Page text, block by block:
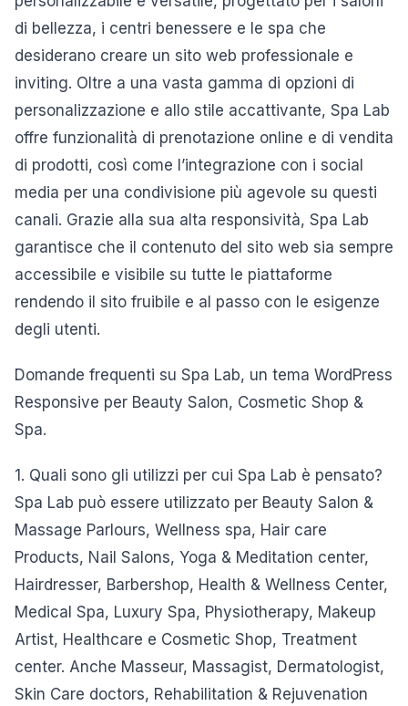
di bellezza, i centri benessere e le spa che
desiderano creare un sito web professionale e
inviting. Oltre a una vasta gamma di opzioni di
personalizzazione e allo stile accattivante, Spa Lab
offre funzionalità di prenotazione online e di vendita
di prodotti, così come l’integrazione con i social
media per una condivisione più agevole su questi
canali. Grazie alla sua alta responsività, Spa Lab
garantisce che il contenuto del sito web sia sempre
accessibile e visibile su tutte le piattaforme
rendendo il sito fruibile e al passo con le esigenze
degli utenti.
Domande frequenti su Spa Lab, un tema WordPress
Responsive per Beauty Salon, Cosmetic Shop &
Spa.
1. Quali sono gli utilizzi per cui Spa Lab è pensato?
Spa Lab può essere utilizzato per Beauty Salon &
Massage Parlours, Wellness spa, Hair care
Products, Nail Salons, Yoga & Meditation center,
Hairdresser, Barbershop, Health & Wellness Center,
Medical Spa, Luxury Spa, Physiotherapy, Makeup
Artist, Healthcare e Cosmetic Shop, Treatment
center. Anche Masseur, Massagist, Dermatologist,
Skin Care doctors, Rehabilitation & Rejuvenation